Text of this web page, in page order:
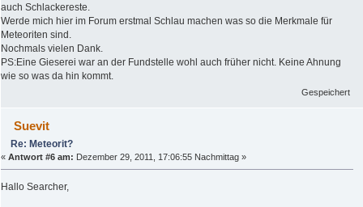
auch Schlackereste.
Werde mich hier im Forum erstmal Schlau machen was so die Merkmale für
Meteoriten sind.
Nochmals vielen Dank.
PS:Eine Gieserei war an der Fundstelle wohl auch früher nicht. Keine Ahnung
wie so was da hin kommt.
Gespeichert
Suevit
Re: Meteorit?
« Antwort #6 am: Dezember 29, 2011, 17:06:55 Nachmittag »
Hallo Searcher,